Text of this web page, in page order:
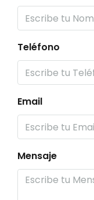
Teléfono
Email
Mensaje